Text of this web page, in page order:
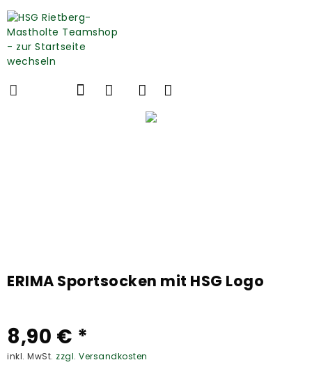
ERIMA Sportsocken mit HSG Logo
8,90 € *
inkl. MwSt. zzgl. Versandkosten